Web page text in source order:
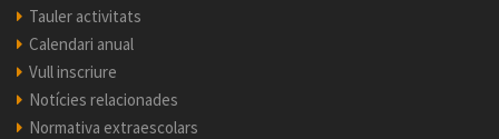
Tauler activitats
Calendari anual
Vull inscriure
Notícies relacionades
Normativa extraescolars